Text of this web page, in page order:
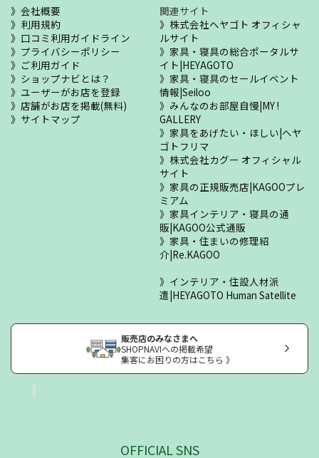
会社概要
利用規約
口コミ利用ガイドライン
プライバシーポリシー
ご利用ガイド
ショップナビとは？
ユーザーがお店を登録
店舗がお店を掲載(無料)
サイトマップ
関連サイト
株式会社ヘヤゴト オフィシャ
ルサイト
家具・寝具の総合ポータルサ
イト|HEYAGOTO
家具・寝具のセールイベント
情報|Seiloo
みんなのお部屋自慢|MY !
GALLERY
家具をあげたい・ほしい|ヘヤ
ゴトフリマ
株式会社カグー オフィシャル
サイト
家具の正規販売店|KAGOOプレ
ミアム
家具インテリア・寝具の通
販|KAGOO公式通販
家具・住まいの修理紹
介|Re.KAGOO
インテリア・住設人材派
遣|HEYAGOTO Human Satellite
販売店のみなさまへ
SHOPNAVIへの掲載希望
集客にお困りの方はこちら 》
OFFICIAL SNS